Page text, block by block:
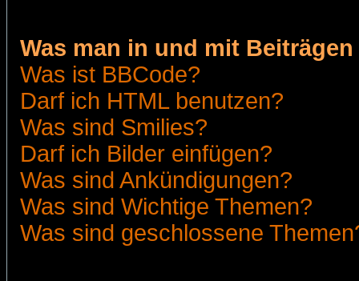
Was man in und mit
Was ist BBCode?
Darf ich HTML benutzen?
Was sind Smilies?
Darf ich Bilder einfügen?
Was sind Ankündigungen?
Was sind Wichtige Themen?
Was sind geschlossene